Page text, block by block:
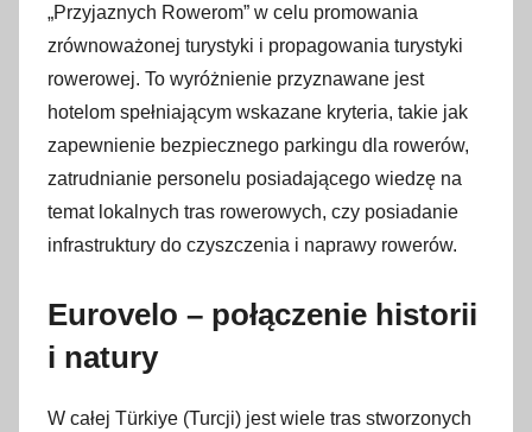
0
2
3
„Przyjaznych Rowerom” w celu promowania
zrównoważonej turystyki i propagowania turystyki
rowerowej. To wyróżnienie przyznawane jest
hotelom spełniającym wskazane kryteria, takie jak
zapewnienie bezpiecznego parkingu dla rowerów,
zatrudnianie personelu posiadającego wiedzę na
temat lokalnych tras rowerowych, czy posiadanie
infrastruktury do czyszczenia i naprawy rowerów.
Eurovelo – połączenie historii
i natury
W całej Türkiye (Turcji) jest wiele tras stworzonych